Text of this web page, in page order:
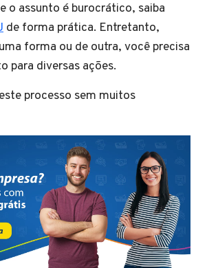
o assunto é burocrático, saiba
de forma prática. Entretanto,
forma ou de outra, você precisa
para diversas ações.
processo sem muitos